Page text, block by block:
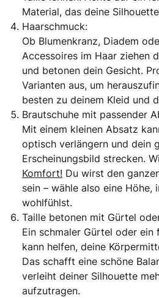
Material, das deine
Haarschmuck:
Ob Blumenkranz, Diadem
Accessoires im Haar ziehen
und betonen dein Gesicht.
Varianten aus, um
besten zu deinem Kleid und
Brautschuhe mit passender
Mit einem kleinen Absatz
optisch verlängern und dein
Erscheinungsbild strecken.
Komfort! Du wirst den
sein – wähle also eine Höhe,
wohlfühlst.
Taille betonen mit Gürtel
Ein schmaler Gürtel oder ein
kann helfen, deine
Das schafft eine schöne
verleiht deiner Silhouette
aufzutragen.